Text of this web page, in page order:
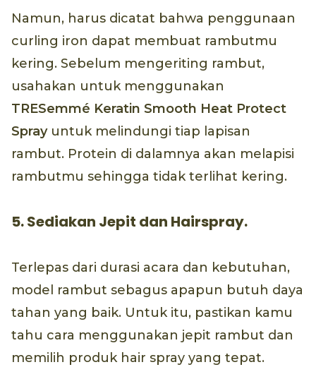
Namun, harus dicatat bahwa penggunaan
curling iron dapat membuat rambutmu
kering. Sebelum mengeriting rambut,
usahakan untuk menggunakan
TRESemmé Keratin Smooth Heat Protect
Sprayuntuk melindungi tiap lapisan
rambut. Protein di dalamnya akan melapisi
rambutmu sehingga tidak terlihat kering.
5. Sediakan Jepit dan Hairspray.
Terlepas dari durasi acara dan kebutuhan,
model rambut sebagus apapun butuh daya
tahan yang baik. Untuk itu, pastikan kamu
tahu cara menggunakan jepit rambut dan
memilih produk hair spray yang tepat.